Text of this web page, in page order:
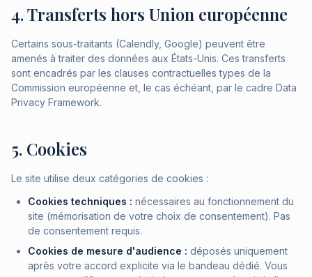
4. Transferts hors Union européenne
Certains sous-traitants (Calendly, Google) peuvent être
amenés à traiter des données aux États-Unis. Ces transferts
sont encadrés par les clauses contractuelles types de la
Commission européenne et, le cas échéant, par le cadre Data
Privacy Framework.
5. Cookies
Le site utilise deux catégories de cookies :
Cookies techniques : nécessaires au fonctionnement du
site (mémorisation de votre choix de consentement). Pas
de consentement requis.
Cookies de mesure d'audience : déposés uniquement
après votre accord explicite via le bandeau dédié. Vous